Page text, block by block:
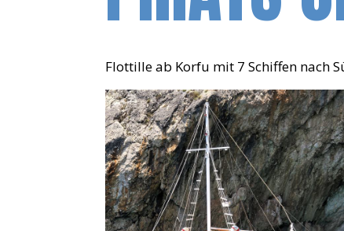
Flottille ab Korfu mit 7 Schiffen nach